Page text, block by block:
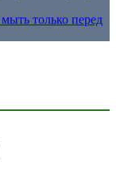
только перед